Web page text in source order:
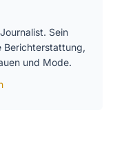
Sein
Berichterstattung,
und Mode.